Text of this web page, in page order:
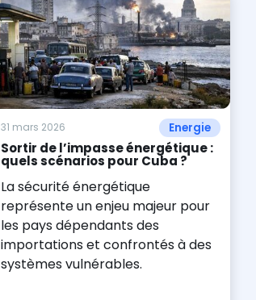
31 mars 2026 Energie
Sortir de l’impasse énergétique :
quels scénarios pour Cuba ?
La sécurité énergétique
représente un enjeu majeur pour
les pays dépendants des
importations et confrontés à des
systèmes vulnérables.